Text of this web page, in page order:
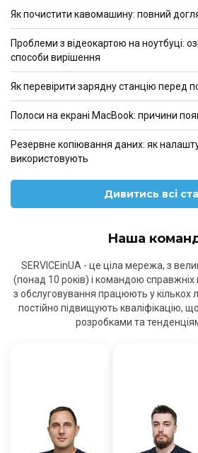
Як почистити кавомашину: повний
Проблеми з відеокартою на ноутбуці:
способи вирішення
Як перевірити зарядну станцію перед
Полоси на екрані MacBook: причини
Резервне копіювання даних: як
використовують
Дивитись всі
Наша
SERVICEinUA - це ціла мережа, з
(понад 10 років) і командою справжніх
з обслуговування працюють у кількох
постійно підвищують кваліфікацію,
розробками та